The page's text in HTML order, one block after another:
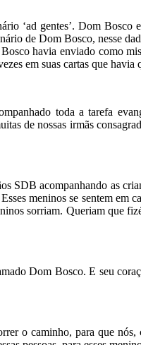
‘ad gentes’. Dom Bosco
de Dom Bosco, nesse
havia enviado como
em suas cartas que
toda a tarefa
de nossas irmãs
SDB acompanhando as
meninos se sentem em
sorriam. Queriam que
Dom Bosco. E seu
o caminho, para que nós,